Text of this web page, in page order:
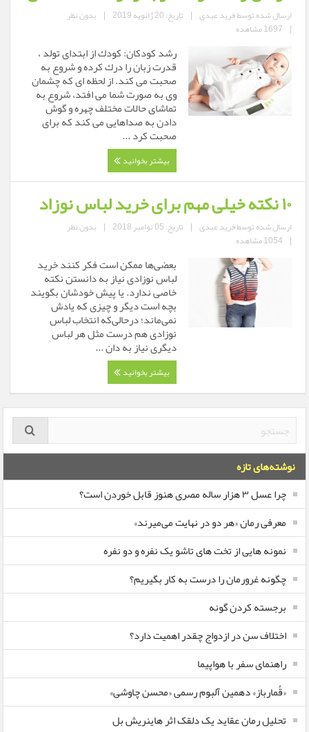
ارسال شده توسطفرید عبدی | تاریخ: 20 ژانویه 2019 | بدون نظر
| 1697 مشاهده
رشد کودکان: كودك از ابتدای تولد ،
قدرت زبان را درك كرده و شروع به
صحبت می كند. از لحظه ای كه چشمان
وی به صورت شما می افتد، شروع به
تماشای حالات مختلف چهره و گوش
دادن به صداهایی می كند كه برای
صحبت كرد ...
بیشتر بخوانید
۱۰ نکته خیلی مهم برای خرید لباس نوزاد
ارسال شده توسطفرید عبدی | تاریخ: 05 نوامبر 2018 | بدون نظر
| 1054 مشاهده
بعضی‌ها ممکن است فکر کنند خرید
لباس نوزادی نیاز به دانستن نکته
خاصی ندارد. یا پیش خودشان بگویند
بچه است دیگر و چیزی که یادش
نمی‌ماند؛ درحالی‌که انتخاب لباس
نوزادی هم درست مثل هر لباس
دیگری نیاز به دان ...
بیشتر بخوانید
نوشته‌های تازه
چرا عسل ۳ هزار ساله‌ مصری هنوز قابل خوردن است؟
معرفی رمان «هر دو در نهایت می‌میرند»
نمونه هایی از تخت های تاشو یک نفره و دو نفره
چگونه غرورمان را درست به کار بگیریم؟
برجسته کردن گونه
اختلاف سن در ازدواج چقدر اهمیت دارد؟
راهنمای سفر با هواپیما
«قُمارباز» دهمین آلبوم رسمی «محسن چاوشی»
تحلیل رمان عقاید یک دلقک اثر هاینریش بل